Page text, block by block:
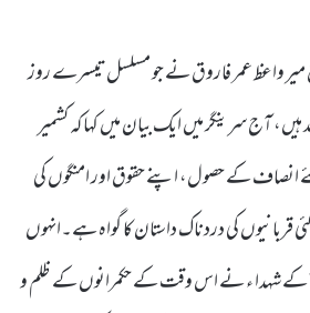
واعظ عمر فاروق نے جو مسلسل تیسرے روز
ہیں، آج سرینگر میں ایک بیان میں کہا کہ کشمیر
انصاف کے حصول، اپنے حقوق اور امنگوں کی
کی دردناک داستان کا گواہ ہے۔انہوں
نے کہا کہ 13جولائی 1931کے شہدا ء نے اس وقت کے حکمرانوں کے ظلم و